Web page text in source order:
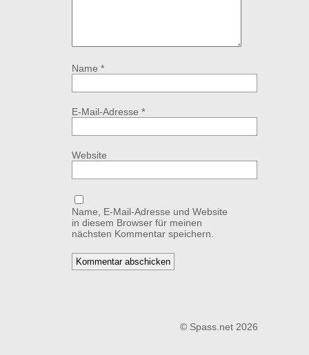
Name *
E-Mail-Adresse *
Website
Name, E-Mail-Adresse und Website
in diesem Browser für meinen
nächsten Kommentar speichern.
© Spass.net 2026